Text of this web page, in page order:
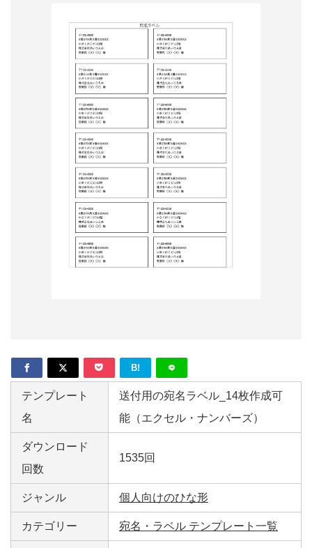
B!
テンプレート
名
送付用の宛名ラベル_14枚作成可
能（エクセル・ナンバーズ）
ダウンロード
回数
1535回
ジャンル 個人向けのひな形
カテゴリー 宛名・ラベル テンプレート一覧